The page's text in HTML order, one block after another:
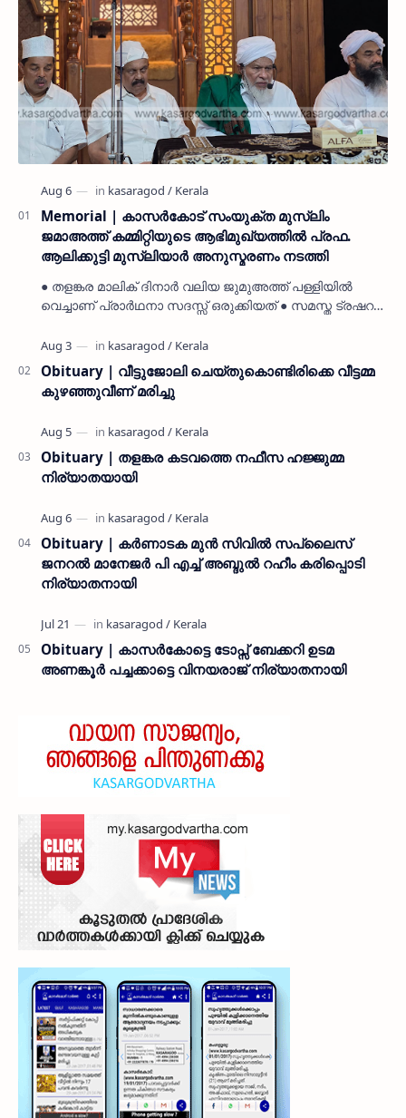
Memorial | കാസർകോട് സംയുക്ത മുസ്ലിം
ജമാഅത്ത് കമ്മിറ്റിയുടെ ആഭിമുഖ്യത്തിൽ പ്രഫ.
ആലിക്കുട്ടി മുസ്ലിയാർ അനുസ്മരണം നടത്തി
● തളങ്കര മാലിക് ദിനാർ വലിയ ജുമുഅത്ത് പള്ളിയിൽ
വെച്ചാണ് പ്രാർഥനാ സദസ്സ് ഒരുക്കിയത് ● സമസ്ത ട്രഷറർ
നൽകി കാസ…
Obituary | വീട്ടുജോലി ചെയ്തുകൊണ്ടിരിക്കെ വീട്ടമ്മ
കുഴഞ്ഞുവീണ് മരിച്ചു
Obituary | തളങ്കര കടവത്തെ നഫീസ ഹജ്ജുമ്മ
നിര്യാതയായി
Obituary | കർണാടക മുൻ സിവില്‍ സപ്ലൈസ്
ജനറൽ മാനേജർ പി എച്ച് അബ്ദുൽ റഹീം കരിപ്പൊടി
നിര്യാതനായി
Obituary | കാസർകോട്ടെ ടോപ്സ് ബേക്കറി ഉടമ
അണങ്കൂർ പച്ചക്കാട്ടെ വിനയരാജ് നിര്യാതനായി